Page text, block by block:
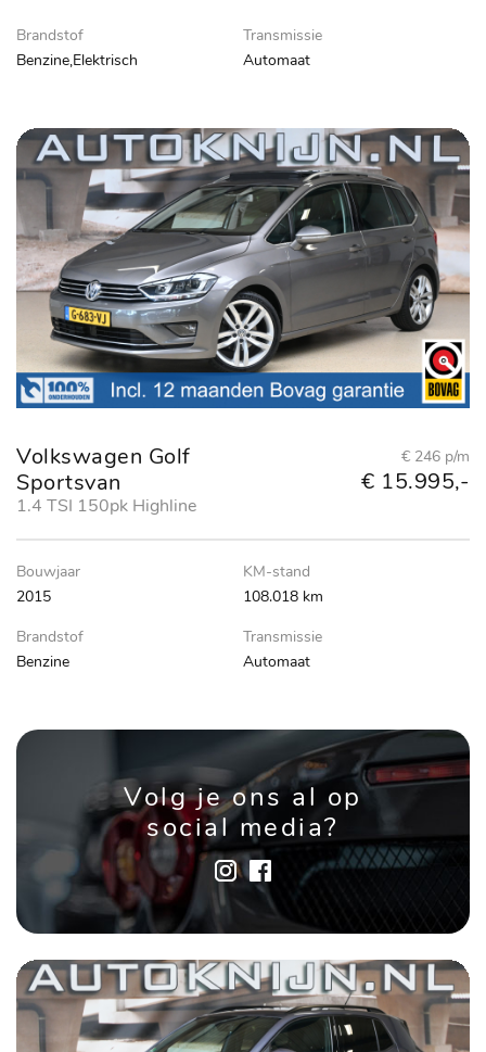
Brandstof
Benzine,Elektrisch
Transmissie
Automaat
Volkswagen Golf
Sportsvan
1.4 TSI 150pk Highline
€ 246 p/m
€ 15.995,-
Bouwjaar
2015
KM-stand
108.018 km
Brandstof
Benzine
Transmissie
Automaat
Volg je ons al op
social media?